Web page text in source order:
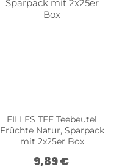
EILLES TEE Teebeutel
Früchte Natur, Sparpack
mit 2x25er Box
9,89 €